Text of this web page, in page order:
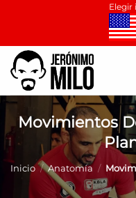
contenido
Elegir
Movimientos
Inicio / Anatomía /